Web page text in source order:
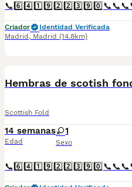
Criador
Identidad Verificada
Madrid , Madrid (14.8km)
Hembras de scotish
Scottish Fold
14 semanas
Edad
1
Sexo